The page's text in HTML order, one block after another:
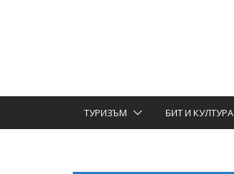
ТУРИЗЪМ БИТ И КУЛТУРА